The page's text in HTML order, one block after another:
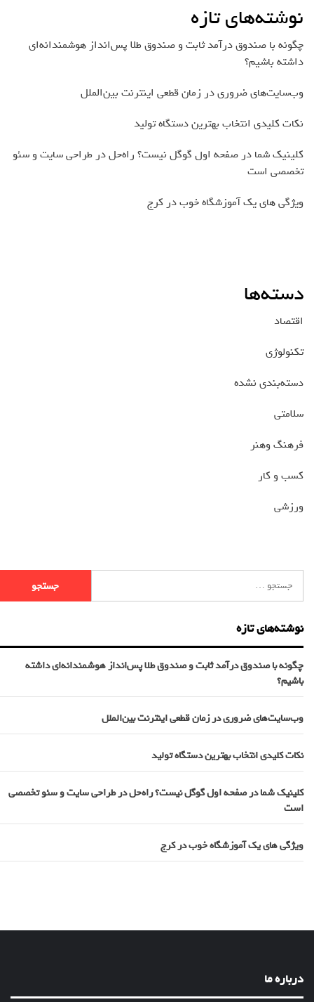
نوشته‌های تازه
چگونه با صندوق درآمد ثابت و صندوق طلا پس‌انداز هوشمندانه‌ای
داشته باشیم؟
وب‌سایت‌های ضروری در زمان قطعی اینترنت بین‌الملل
نکات کلیدی انتخاب بهترین دستگاه تولید
کلینیک شما در صفحه اول گوگل نیست؟ راه‌حل در طراحی سایت و سئو
تخصصی است
ویژگی های یک آموزشگاه خوب در کرج
دسته‌ها
اقتصاد
تکنولوژی
دسته‌بندی نشده
سلامتی
فرهنگ وهنر
کسب و کار
ورزشی
نوشته‌های تازه
چگونه با صندوق درآمد ثابت و صندوق طلا پس‌انداز هوشمندانه‌ای داشته
باشیم؟
وب‌سایت‌های ضروری در زمان قطعی اینترنت بین‌الملل
نکات کلیدی انتخاب بهترین دستگاه تولید
کلینیک شما در صفحه اول گوگل نیست؟ راه‌حل در طراحی سایت و سئو تخصصی
است
ویژگی های یک آموزشگاه خوب در کرج
درباره ما